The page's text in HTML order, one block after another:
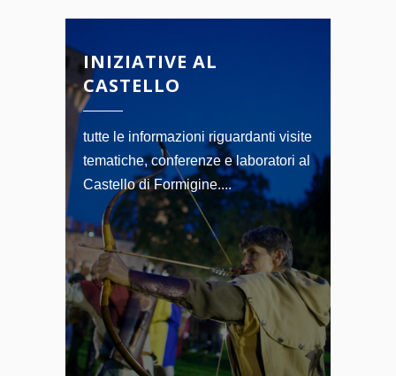
INIZIATIVE AL
CASTELLO
tutte le informazioni riguardanti visite
tematiche, conferenze e laboratori al
Castello di Formigine....